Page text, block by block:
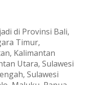
di Provinsi Bali,
Timur,
Kalimantan
Utara, Sulawesi
Sulawesi